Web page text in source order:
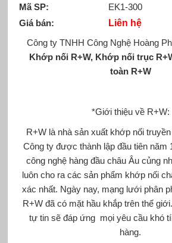
Mã SP:
EK1-300
Giá bán:
Liên hệ
Công ty TNHH Công Nghệ Hoàng
Khớp nối R+W, Khớp nối trục
toàn R+W
*Giới thiệu về R+W:
R+W là nhà sản xuất khớp nối
Công ty được thành lập đầu tiên
công nghệ hàng đầu châu Âu củng
luôn cho ra các sản phẩm khớp nối
xác nhất. Ngày nay, mạng lưới phân
R+W đã có mặt hầu khắp trên thế
tự tin sẽ đáp ứng mọi yêu cầu khó
hàng.